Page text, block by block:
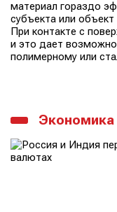
материал гораздо
субъекта или
При контакте с
и это дает
полимерному или
Экономика